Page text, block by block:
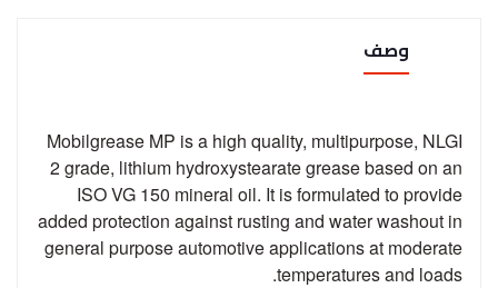
وصف
Mobilgrease MP is a high quality, multipurpose, NLGI
2 grade, lithium hydroxystearate grease based on an
ISO VG 150 mineral oil. It is formulated to provide
added protection against rusting and water washout in
general purpose automotive applications at moderate
temperatures and loads.